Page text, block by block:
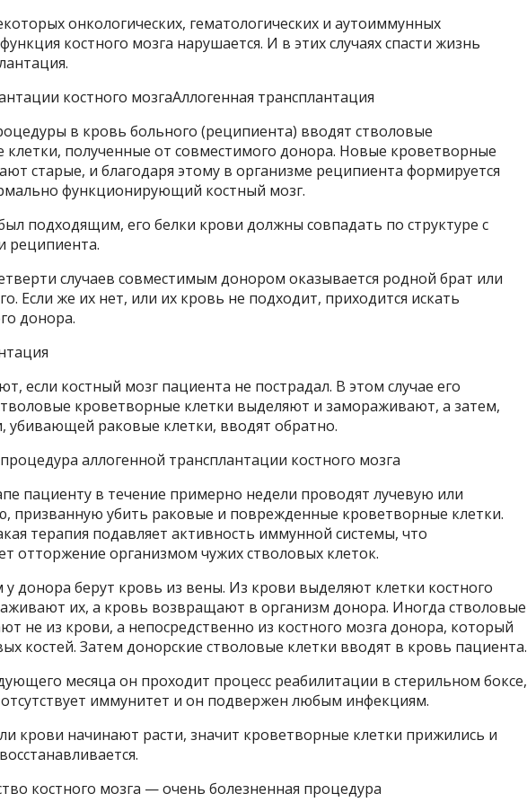
онкологических, гематологических и аутоиммунных
костного мозга нарушается. И в этих случаях спасти жизнь
костного мозгаАллогенная трансплантация
в кровь больного (реципиента) вводят стволовые
клетки, полученные от совместимого донора. Новые кроветворные
старые, и благодаря этому в организме реципиента формируется
функционирующий костный мозг.
подходящим, его белки крови должны совпадать по структуре с
реципиента.
случаев совместимым донором оказывается родной брат или
Если же их нет, или их кровь не подходит, приходится искать
донора.
если костный мозг пациента не пострадал. В этом случае его
кроветворные клетки выделяют и замораживают, а затем,
убивающей раковые клетки, вводят обратно.
аллогенной трансплантации костного мозга
пациенту в течение примерно недели проводят лучевую или
призванную убить раковые и поврежденные кроветворные клетки.
терапия подавляет активность иммунной системы, что
отторжение организмом чужих стволовых клеток.
донора берут кровь из вены. Из крови выделяют клетки костного
их, а кровь возвращают в организм донора. Иногда стволовые
не из крови, а непосредственно из костного мозга донора, который
костей. Затем донорские стволовые клетки вводят в кровь пациента.
месяца он проходит процесс реабилитации в стерильном боксе,
отсутствует иммунитет и он подвержен любым инфекциям.
крови начинают расти, значит кроветворные клетки прижились и
костного мозга — очень болезненная процедура